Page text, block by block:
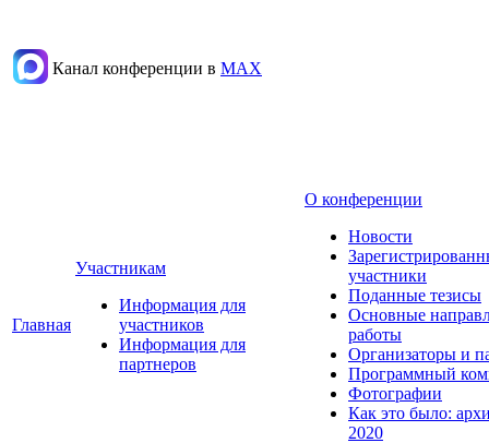
Канал конференции в МАХ
Главная
Участникам
Информация для
участников
Информация для
партнеров
О конференции
Новости
участники
Поданные тезисы
Основные
работы
Организаторы и
Программный
Фотографии
Как это было:
2020